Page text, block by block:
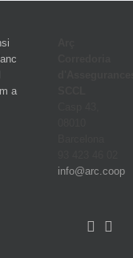
info@arc.coop